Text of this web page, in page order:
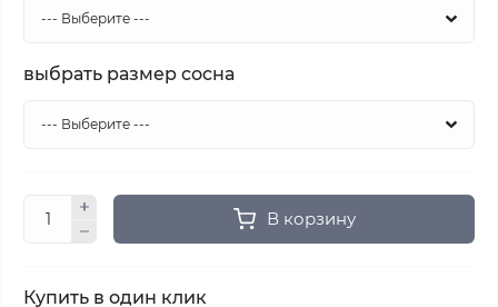
выбрать размер сосна
В корзину
Купить в один клик